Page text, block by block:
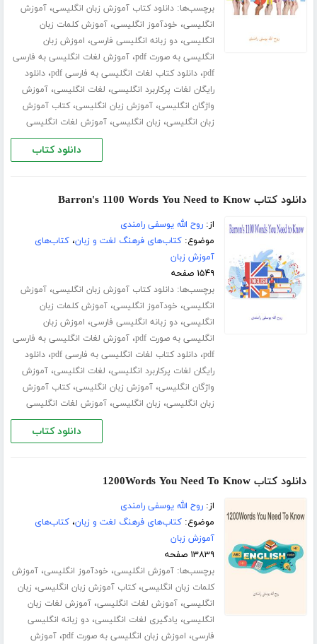
برچسب‌ها:دانلود کتاب آموزش زبان انگلیسی،آموزش
انگلیسی، خودآموز انگلیسی،آموزش کلمات زبان
انگلیسی،دو زبانه انگلیسی فارسی، اموزش زبان
انگلیسی به صورت pdf
،آموزش لغات انگلیسی به فارسی
pdf،دانلود کتاب لغات انگلیسی به فارسی pdf ،دانلود
رایگان لغات پرکاربرد انگلیسی، لغات انگلیسی،آموزش
واژگان انگلیسی،آموزش زبان انگلیسی،کتاب آموزش
زبان انگلیسی، زبان انگلیسی،آموزش لغات انگلیسی
دانلود کتاب
دانلود کتاب Barron's 1100 Words You Need to Know
از:روح الله یوسفی رامندی
موضوع:کتاب‌های فرهنگ لغت و زبان،کتاب‌های
آموزش زبان
۱۵۴۹ صفحه
برچسب‌ها:دانلود کتاب آموزش زبان انگلیسی،آموزش
انگلیسی، خودآموز انگلیسی،آموزش کلمات زبان
انگلیسی،دو زبانه انگلیسی فارسی، اموزش زبان
انگلیسی به صورت pdf
،آموزش لغات انگلیسی به فارسی
pdf،دانلود کتاب لغات انگلیسی به فارسی pdf ،دانلود
رایگان لغات پرکاربرد انگلیسی، لغات انگلیسی،آموزش
واژگان انگلیسی،آموزش زبان انگلیسی،کتاب آموزش
زبان انگلیسی، زبان انگلیسی،آموزش لغات انگلیسی
دانلود کتاب
دانلود کتاب 1200Words You Need To Know
از:روح الله یوسفی رامندی
موضوع:کتاب‌های فرهنگ لغت و زبان،کتاب‌های
آموزش زبان
۱۳۸۳۹ صفحه
برچسب‌ها:آموزش انگلیسی، خودآموز انگلیسی،آموزش
کلمات زبان انگلیسی،کتاب آموزش زبان انگلیسی، زبان
انگلیسی،آموزش لغات انگلیسی،آموزش لغات زبان
انگلیسی، یادگیری لغات انگلیسی،دو زبانه انگلیسی
فارسی، اموزش زبان انگلیسی به صورت pdf ،آموزش